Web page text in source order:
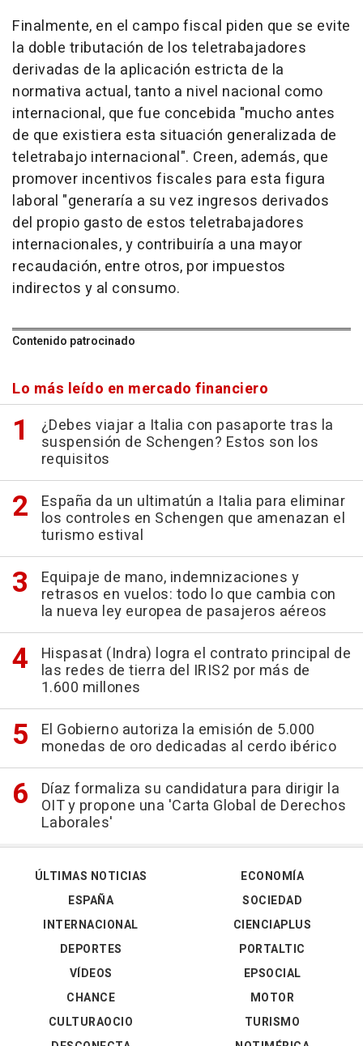
Finalmente, en el campo fiscal piden que se evite
la doble tributación de los teletrabajadores
derivadas de la aplicación estricta de la
normativa actual, tanto a nivel nacional como
internacional, que fue concebida "mucho antes
de que existiera esta situación generalizada de
teletrabajo internacional". Creen, además, que
promover incentivos fiscales para esta figura
laboral "generaría a su vez ingresos derivados
del propio gasto de estos teletrabajadores
internacionales, y contribuiría a una mayor
recaudación, entre otros, por impuestos
indirectos y al consumo.
Contenido patrocinado
Lo más leído en mercado financiero
¿Debes viajar a Italia con pasaporte tras la
suspensión de Schengen? Estos son los
requisitos
España da un ultimatún a Italia para eliminar
los controles en Schengen que amenazan el
turismo estival
Equipaje de mano, indemnizaciones y
retrasos en vuelos: todo lo que cambia con
la nueva ley europea de pasajeros aéreos
Hispasat (Indra) logra el contrato principal de
las redes de tierra del IRIS2 por más de
1.600 millones
El Gobierno autoriza la emisión de 5.000
monedas de oro dedicadas al cerdo ibérico
Díaz formaliza su candidatura para dirigir la
OIT y propone una 'Carta Global de Derechos
Laborales'
ÚLTIMAS NOTICIAS
ESPAÑA
INTERNACIONAL
DEPORTES
VÍDEOS
ECONOMÍA
SOCIEDAD
CIENCIAPLUS
PORTALTIC
EPSOCIAL
CHANCE
CULTURAOCIO
MOTOR
TURISMO